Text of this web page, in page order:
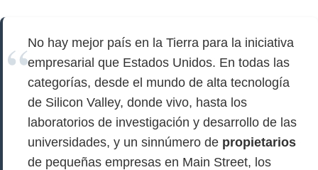
No hay mejor país en la Tierra para la iniciativa
empresarial que Estados Unidos. En todas las
categorías, desde el mundo de alta tecnología
de Silicon Valley, donde vivo, hasta los
laboratorios de investigación y desarrollo de las
universidades, y un sinnúmero de propietarios
de pequeñas empresas en Main Street, los